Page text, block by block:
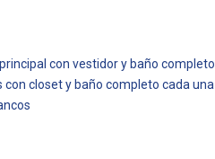
con vestidor y baño completo
con closet y baño completo cada una